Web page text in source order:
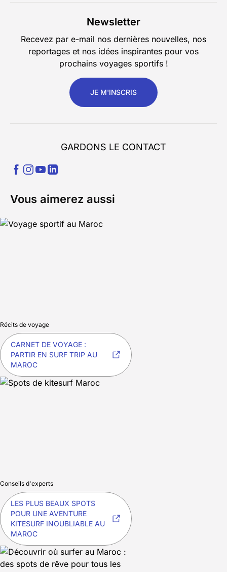
Newsletter
Recevez par e-mail nos dernières nouvelles, nos
reportages et nos idées inspirantes pour vos
prochains voyages sportifs !
JE M'INSCRIS
GARDONS LE CONTACT
Vous aimerez aussi
Récits de voyage
CARNET DE VOYAGE :
PARTIR EN SURF TRIP AU
MAROC
Conseils d'experts
LES PLUS BEAUX SPOTS
POUR UNE AVENTURE
KITESURF INOUBLIABLE AU
MAROC